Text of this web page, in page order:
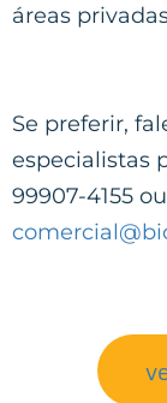
áreas
Se preferir,
especialistas
99907-4155